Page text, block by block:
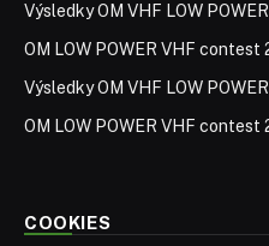
Výsledky OM VHF LOW
OM LOW POWER VHF contest
Výsledky OM VHF LOW
OM LOW POWER VHF contest
COOKIES